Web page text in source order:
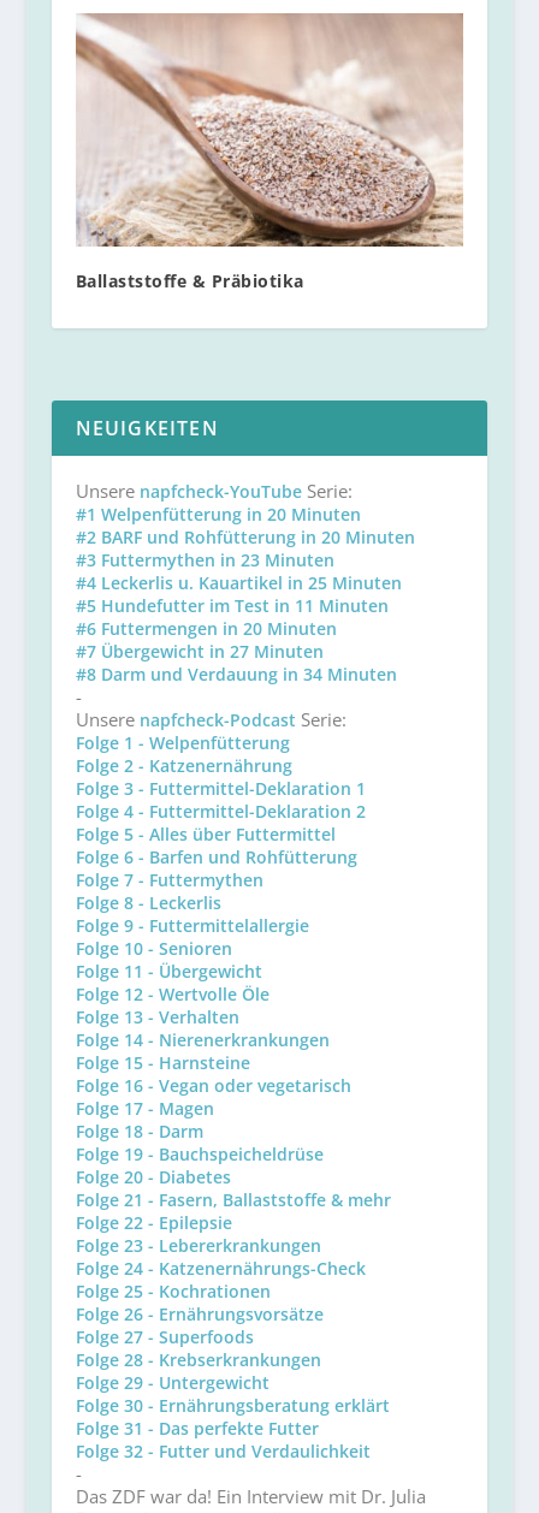
Ballaststoffe & Präbiotika
NEUIGKEITEN
Unsere napfcheck-YouTubeSerie:
#1 Welpenfütterung in 20 Minuten
#2 BARF und Rohfütterung in 20 Minuten
#3 Futtermythen in 23 Minuten
#4 Leckerlis u. Kauartikel in 25 Minuten
#5 Hundefutter im Test in 11 Minuten
#6 Futtermengen in 20 Minuten
#7 Übergewicht in 27 Minuten
#8 Darm und Verdauung in 34 Minuten
-
Unsere napfcheck-Podcast Serie:
Folge 1 - Welpenfütterung
Folge 2 - Katzenernährung
Folge 3 - Futtermittel-Deklaration 1
Folge 4 - Futtermittel-Deklaration 2
Folge 5 - Alles über Futtermittel
Folge 6 - Barfen und Rohfütterung
Folge 7 - Futtermythen
Folge 8 - Leckerlis
Folge 9 - Futtermittelallergie
Folge 10 - Senioren
Folge 11 - Übergewicht
Folge 12 - Wertvolle Öle
Folge 13 - Verhalten
Folge 14 - Nierenerkrankungen
Folge 15 - Harnsteine
Folge 16 - Vegan oder vegetarisch
Folge 17 - Magen
Folge 18 - Darm
Folge 19 - Bauchspeicheldrüse
Folge 20 - Diabetes
Folge 21 - Fasern, Ballaststoffe & mehr
Folge 22 - Epilepsie
Folge 23 - Lebererkrankungen
Folge 24 - Katzenernährungs-Check
Folge 25 - Kochrationen
Folge 26 - Ernährungsvorsätze
Folge 27 - Superfoods
Folge 28 - Krebserkrankungen
Folge 29 - Untergewicht
Folge 30 - Ernährungsberatung erklärt
Folge 31 - Das perfekte Futter
Folge 32 - Futter und Verdaulichkeit
-
Das ZDF war da! Ein Interview mit Dr. Julia